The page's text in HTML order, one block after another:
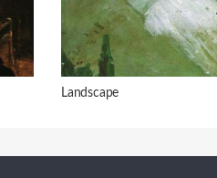
Landscape